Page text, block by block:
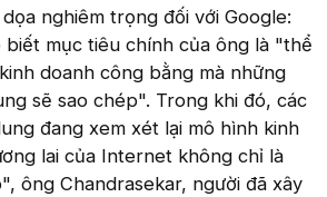
nghiêm trọng đối với Google:
biết mục tiêu chính của ông là "thể
doanh công bằng mà những
sẽ sao chép". Trong khi đó, các
đang xem xét lại mô hình kinh
lai của Internet không chỉ là
ông Chandrasekar, người đã xây